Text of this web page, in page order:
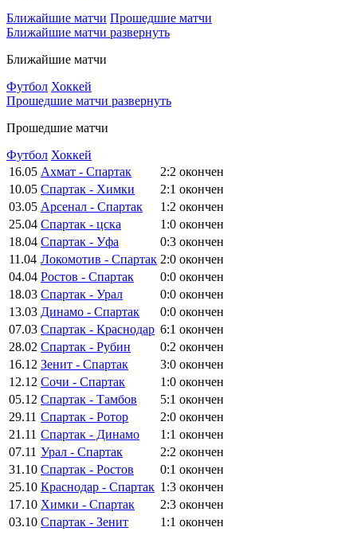
Ближайшие матчи Прошедшие матчи
Ближайшие матчи развернуть
Ближайшие матчи
Футбол Хоккей
Прошедшие матчи развернуть
Прошедшие матчи
Футбол Хоккей
16.05 Ахмат - Спартак 2:2 окончен
10.05 Спартак - Химки 2:1 окончен
03.05 Арсенал - Спартак 1:2 окончен
25.04 Спартак - цска 1:0 окончен
18.04 Спартак - Уфа 0:3 окончен
11.04 Локомотив - Спартак 2:0 окончен
04.04 Ростов - Спартак 0:0 окончен
18.03 Спартак - Урал 0:0 окончен
13.03 Динамо - Спартак 0:0 окончен
07.03 Спартак - Краснодар 6:1 окончен
28.02 Спартак - Рубин 0:2 окончен
16.12 Зенит - Спартак 3:0 окончен
12.12 Сочи - Спартак 1:0 окончен
05.12 Спартак - Тамбов 5:1 окончен
29.11 Спартак - Ротор 2:0 окончен
21.11 Спартак - Динамо 1:1 окончен
07.11 Урал - Спартак 2:2 окончен
31.10 Спартак - Ростов 0:1 окончен
25.10 Краснодар - Спартак 1:3 окончен
17.10 Химки - Спартак 2:3 окончен
03.10 Спартак - Зенит 1:1 окончен